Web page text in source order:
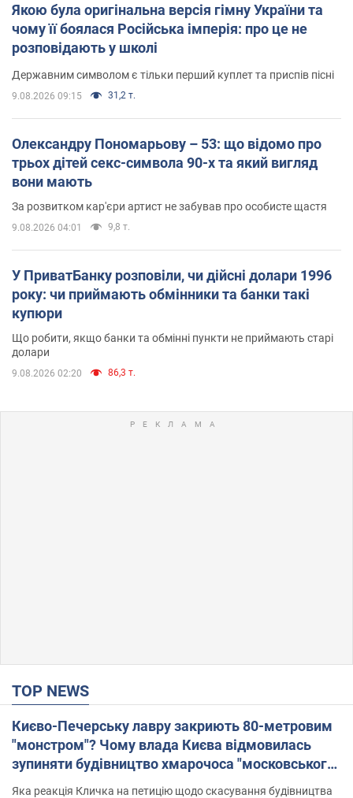
Якою була оригінальна версія гімну України та
чому її боялася Російська імперія: про це не
розповідають у школі
Державним символом є тільки перший куплет та приспів пісні
9.08.2026 09:15 31,2 т.
Олександру Пономарьову – 53: що відомо про
трьох дітей секс-символа 90-х та який вигляд
вони мають
За розвитком кар'єри артист не забував про особисте щастя
9.08.2026 04:01 9,8 т.
У ПриватБанку розповіли, чи дійсні долари 1996
року: чи приймають обмінники та банки такі
купюри
Що робити, якщо банки та обмінні пункти не приймають старі
долари
9.08.2026 02:20 86,3 т.
TOP NEWS
Києво-Печерську лавру закриють 80-метровим
"монстром"? Чому влада Києва відмовилась
зупиняти будівництво хмарочоса "московського
вірянина"
Яка реакція Кличка на петицію щодо скасування будівництва